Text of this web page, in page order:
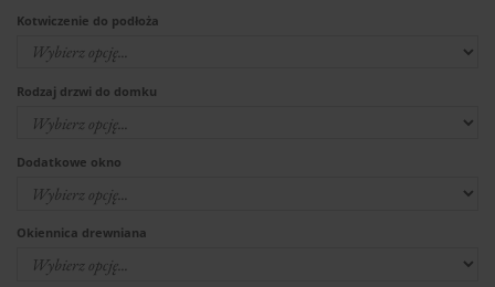
Kotwiczenie do podłoża
Rodzaj drzwi do domku
Dodatkowe okno
Okiennica drewniana